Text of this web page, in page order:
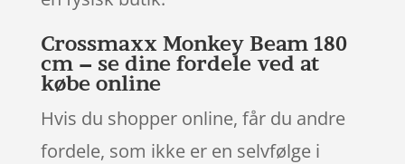
Crossmaxx Monkey Beam 180
cm – se dine fordele ved at
købe online
Hvis du shopper online, får du andre
fordele, som ikke er en selvfølge i